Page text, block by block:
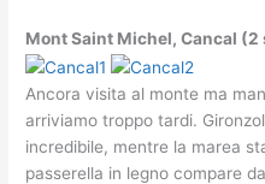
Mont Saint Michel, Cancal
Ancora visita al monte ma
arriviamo troppo tardi.
incredibile, mentre la marea
passerella in legno compare